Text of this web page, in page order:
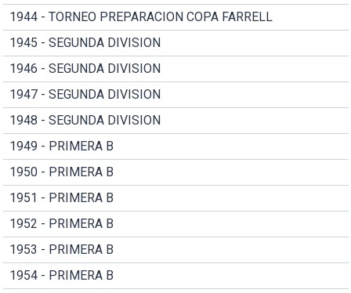
1944 - TORNEO PREPARACION COPA FARRELL
1945 - SEGUNDA DIVISION
1946 - SEGUNDA DIVISION
1947 - SEGUNDA DIVISION
1948 - SEGUNDA DIVISION
1949 - PRIMERA B
1950 - PRIMERA B
1951 - PRIMERA B
1952 - PRIMERA B
1953 - PRIMERA B
1954 - PRIMERA B